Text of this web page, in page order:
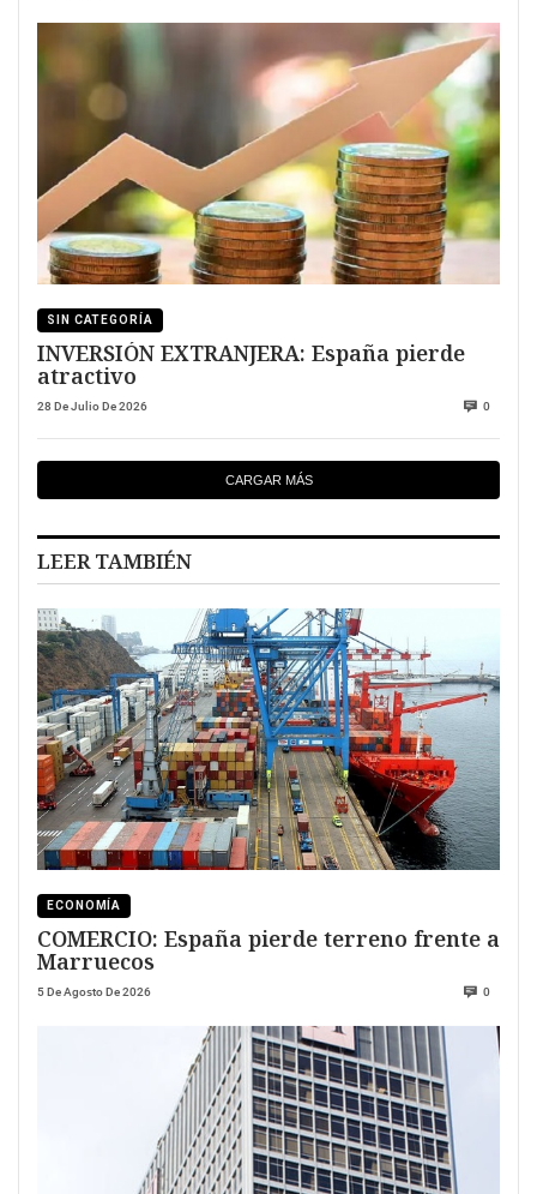
SIN CATEGORÍA
INVERSIÓN EXTRANJERA: España pierde
atractivo
28 De Julio De 2026 0
CARGAR MÁS
LEER TAMBIÉN
ECONOMÍA
COMERCIO: España pierde terreno frente a
Marruecos
5 De Agosto De 2026 0